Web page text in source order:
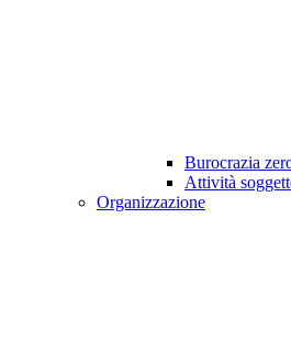
Burocrazia
Attività
Organizzazione